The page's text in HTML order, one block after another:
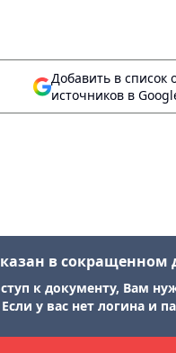
Добавить в список
источников в
в
к документу, Вам
у вас нет логина и